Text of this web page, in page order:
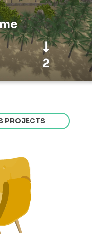
2
PROJECTS